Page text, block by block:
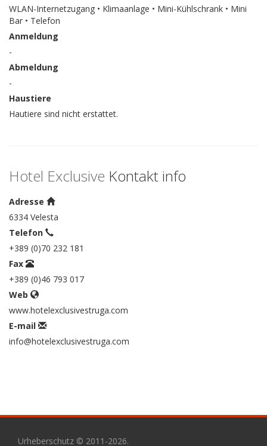
WLAN-Internetzugang • Klimaanlage • Mini-Kühlschrank • Mini
Bar • Telefon
Anmeldung
-
Abmeldung
-
Haustiere
Hautiere sind nicht erstattet.
Hotel Exclusive Kontakt info
Adresse
6334 Velesta
Telefon
+389 (0)70 232 181
Fax
+389 (0)46 793 017
Web
www.hotelexclusivestruga.com
E-mail
info@hotelexclusivestruga.com
Urheberschutz © 2011-2026.